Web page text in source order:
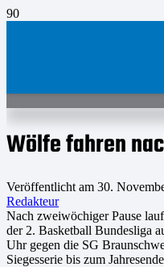
Wölfe fahren
Veröffentlicht am 30.
Redakteur
Nach zweiwöchiger Pause
der 2. Basketball Bundesliga
Uhr gegen die SG
Siegesserie bis zum